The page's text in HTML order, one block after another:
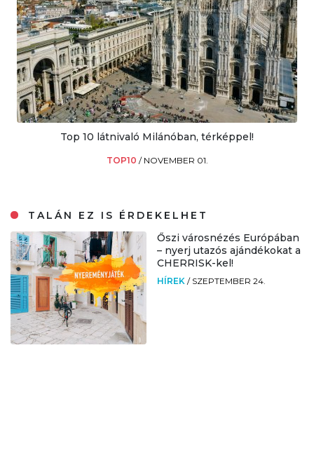
Top 10 látnivaló Milánóban, térképpel!
TOP10 / NOVEMBER 01.
TALÁN EZ IS ÉRDEKELHET
Őszi városnézés Európában
– nyerj utazós ajándékokat a
CHERRISK-kel!
HÍREK / SZEPTEMBER 24.